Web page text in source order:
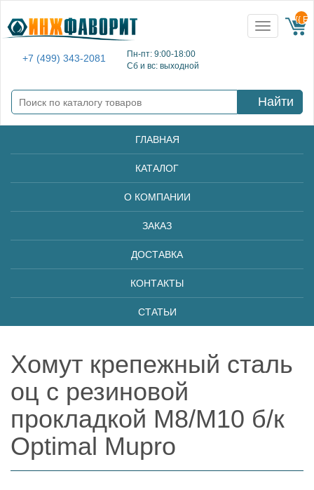
+7 (499) 343-2081
Пн-пт: 9:00-18:00
Сб и вс: выходной
Toggle
navigation
{{
Найти
ГЛАВНАЯ
КАТАЛОГ
О КОМПАНИИ
ЗАКАЗ
ДОСТАВКА
КОНТАКТЫ
СТАТЬИ
Хомут крепежный сталь
оц с резиновой
прокладкой М8/М10 б/к
Optimal Mupro